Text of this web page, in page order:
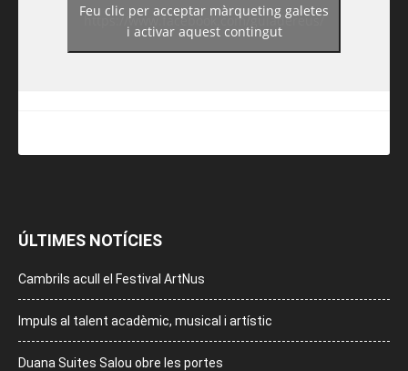
https://www.facebook.com/guiadereus/
Feu clic per acceptar màrqueting galetes
i activar aquest contingut
ÚLTIMES NOTÍCIES
Cambrils acull el Festival ArtNus
Impuls al talent acadèmic, musical i artístic
Duana Suites Salou obre les portes